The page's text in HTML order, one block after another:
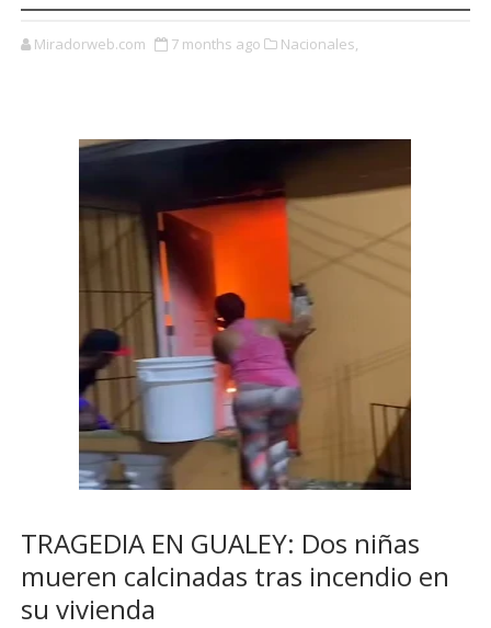
Miradorweb.com 7 months ago Nacionales,
TRAGEDIA EN GUALEY: Dos niñas
mueren calcinadas tras incendio en
su vivienda